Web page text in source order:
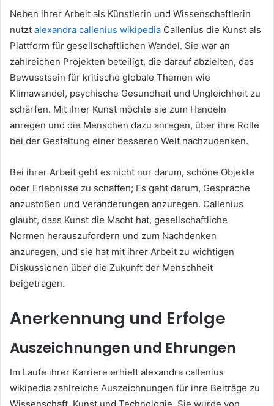
Neben ihrer Arbeit als Künstlerin und Wissenschaftlerin
nutzt alexandra callenius wikipedia Callenius die Kunst als
Plattform für gesellschaftlichen Wandel. Sie war an
zahlreichen Projekten beteiligt, die darauf abzielten, das
Bewusstsein für kritische globale Themen wie
Klimawandel, psychische Gesundheit und Ungleichheit zu
schärfen. Mit ihrer Kunst möchte sie zum Handeln
anregen und die Menschen dazu anregen, über ihre Rolle
bei der Gestaltung einer besseren Welt nachzudenken.
Bei ihrer Arbeit geht es nicht nur darum, schöne Objekte
oder Erlebnisse zu schaffen; Es geht darum, Gespräche
anzustoßen und Veränderungen anzuregen. Callenius
glaubt, dass Kunst die Macht hat, gesellschaftliche
Normen herauszufordern und zum Nachdenken
anzuregen, und sie hat mit ihrer Arbeit zu wichtigen
Diskussionen über die Zukunft der Menschheit
beigetragen.
Anerkennung und Erfolge
Auszeichnungen und Ehrungen
Im Laufe ihrer Karriere erhielt alexandra callenius
wikipedia zahlreiche Auszeichnungen für ihre Beiträge zu